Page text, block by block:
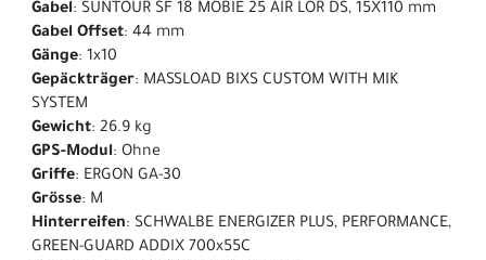
Gabel: SUNTOUR SF 18 MOBIE 25 AIR LOR DS, 15X110 mm
Gabel Offset: 44 mm
Gänge: 1x10
Gepäckträger: MASSLOAD BIXS CUSTOM WITH MIK
SYSTEM
Gewicht: 26.9 kg
GPS-Modul: Ohne
Griffe: ERGON GA-30
Grösse: M
Hinterreifen: SCHWALBE ENERGIZER PLUS, PERFORMANCE,
GREEN-GUARD ADDIX 700x55C